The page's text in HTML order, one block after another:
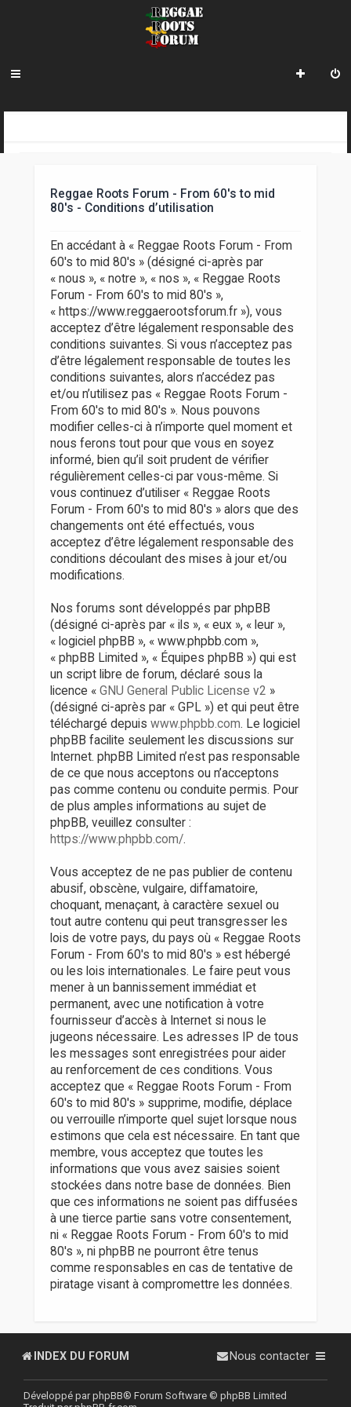
Reggae Roots Forum - From 60's to mid
80's - Conditions d’utilisation
En accédant à « Reggae Roots Forum - From
60's to mid 80's » (désigné ci-après par
« nous », « notre », « nos », « Reggae Roots
Forum - From 60's to mid 80's »,
« https://www.reggaerootsforum.fr »), vous
acceptez d’être légalement responsable des
conditions suivantes. Si vous n’acceptez pas
d’être légalement responsable de toutes les
conditions suivantes, alors n’accédez pas
et/ou n’utilisez pas « Reggae Roots Forum -
From 60's to mid 80's ». Nous pouvons
modifier celles-ci à n’importe quel moment et
nous ferons tout pour que vous en soyez
informé, bien qu’il soit prudent de vérifier
régulièrement celles-ci par vous-même. Si
vous continuez d’utiliser « Reggae Roots
Forum - From 60's to mid 80's » alors que des
changements ont été effectués, vous
acceptez d’être légalement responsable des
conditions découlant des mises à jour et/ou
modifications.
Nos forums sont développés par phpBB
(désigné ci-après par « ils », « eux », « leur »,
« logiciel phpBB », « www.phpbb.com »,
« phpBB Limited », « Équipes phpBB ») qui est
un script libre de forum, déclaré sous la
licence « GNU General Public License v2 »
(désigné ci-après par « GPL ») et qui peut être
téléchargé depuis www.phpbb.com. Le logiciel
phpBB facilite seulement les discussions sur
Internet. phpBB Limited n’est pas responsable
de ce que nous acceptons ou n’acceptons
pas comme contenu ou conduite permis. Pour
de plus amples informations au sujet de
phpBB, veuillez consulter :
https://www.phpbb.com/.
Vous acceptez de ne pas publier de contenu
abusif, obscène, vulgaire, diffamatoire,
choquant, menaçant, à caractère sexuel ou
tout autre contenu qui peut transgresser les
lois de votre pays, du pays où « Reggae Roots
Forum - From 60's to mid 80's » est hébergé
ou les lois internationales. Le faire peut vous
mener à un bannissement immédiat et
permanent, avec une notification à votre
fournisseur d’accès à Internet si nous le
jugeons nécessaire. Les adresses IP de tous
les messages sont enregistrées pour aider
au renforcement de ces conditions. Vous
acceptez que « Reggae Roots Forum - From
60's to mid 80's » supprime, modifie, déplace
ou verrouille n’importe quel sujet lorsque nous
estimons que cela est nécessaire. En tant que
membre, vous acceptez que toutes les
informations que vous avez saisies soient
stockées dans notre base de données. Bien
que ces informations ne soient pas diffusées
à une tierce partie sans votre consentement,
ni « Reggae Roots Forum - From 60's to mid
80's », ni phpBB ne pourront être tenus
comme responsables en cas de tentative de
piratage visant à compromettre les données.
INDEX DU FORUM Nous contacter
Développé parphpBB® Forum Software © phpBB Limited